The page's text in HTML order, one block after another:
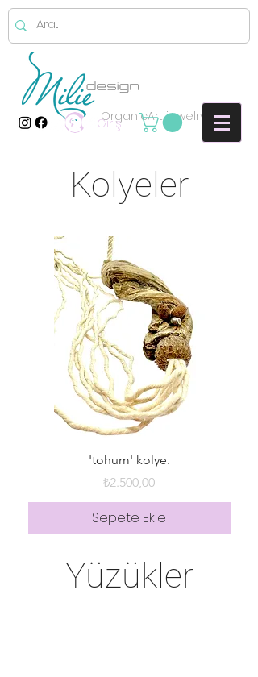
OrganicArt jewelry
Giriş
Kolyeler
'tohum' kolye.
Fiyat
₺2.500,00
Sepete Ekle
Yüzükler